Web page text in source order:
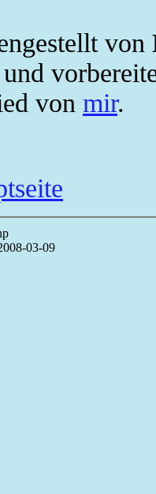
von
und
von mir.
03-09